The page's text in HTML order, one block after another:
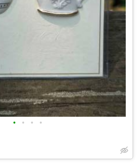
• • • •